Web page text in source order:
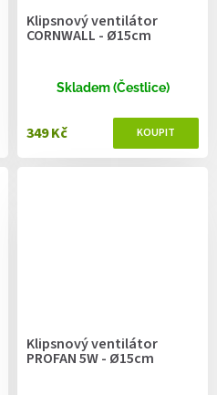
Klipsnový ventilátor
CORNWALL - Ø15cm
Skladem (Čestlice)
349 Kč
Klipsnový ventilátor
PROFAN 5W - Ø15cm